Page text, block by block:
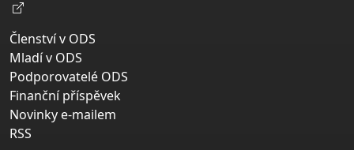
Členství v ODS
Mladí v ODS
Podporovatelé ODS
Finanční příspěvek
Novinky e-mailem
RSS